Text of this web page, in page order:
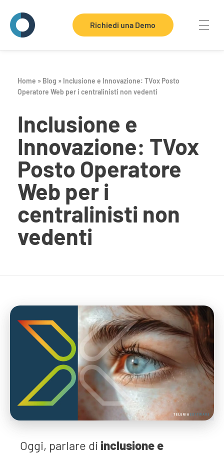
Richiedi una Demo
Home » Blog » Inclusione e Innovazione: TVox Posto
Operatore Web per i centralinisti non vedenti
Inclusione e
Innovazione: TVox
Posto Operatore
Web per i
centralinisti non
vedenti
Oggi, parlare di inclusione e